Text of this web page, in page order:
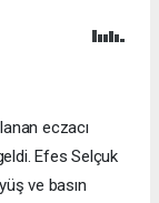
eczacı
Efes Selçuk
ve basın